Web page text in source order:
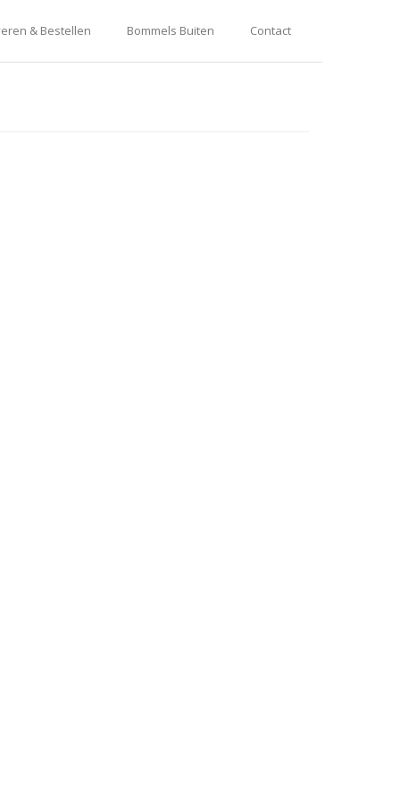
& Bestellen Bommels Buiten Contact